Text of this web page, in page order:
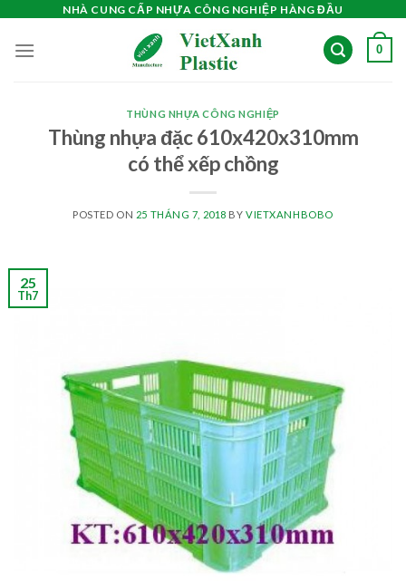
content
NHÀ CUNG CẤP NHỰA CÔNG NGHIỆP HÀNG ĐẦU
0
THÙNG NHỰA CÔNG NGHIỆP
Thùng nhựa đặc 610x420x310mm
có thể xếp chồng
POSTED ON 25 THÁNG 7, 2018 BYVIETXANHBOBO
25
Th7